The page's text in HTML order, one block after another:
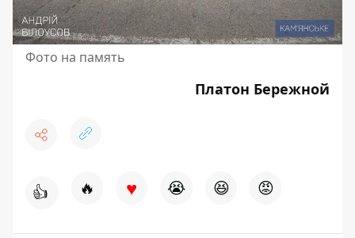
Фото на память
Платон Бережной
👍 🔥 ♥ 😭 😆 😡